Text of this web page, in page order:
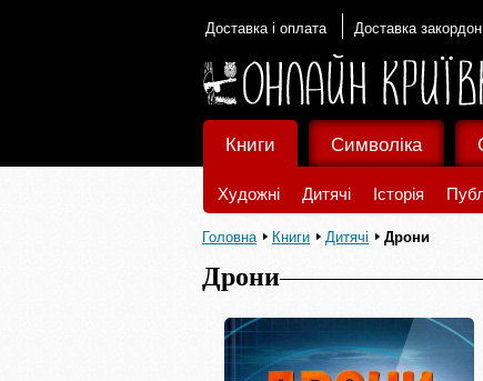
Доставка і оплата Доставка закордон
Книги
Художні Дитячі Історія
Символіка
Головна Книги Дитячі Дрони
Дрони